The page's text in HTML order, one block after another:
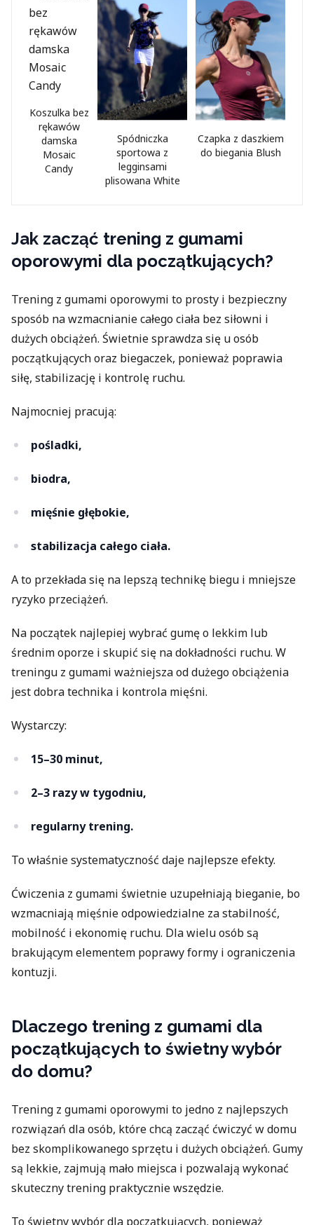
Koszulka bez
rękawów
damska
Mosaic
Candy
Spódniczka
sportowa z
legginsami
plisowana White
Czapka z daszkiem
do biegania Blush
Jak zacząć trening z gumami
oporowymi dla początkujących?
Trening z gumami oporowymi to prosty i bezpieczny
sposób na wzmacnianie całego ciała bez siłowni i
dużych obciążeń. Świetnie sprawdza się u osób
początkujących oraz biegaczek, ponieważ poprawia
siłę, stabilizację i kontrolę ruchu.
Najmocniej pracują:
pośladki,
biodra,
mięśnie głębokie,
stabilizacja całego ciała.
A to przekłada się na lepszą technikę biegu i mniejsze
ryzyko przeciążeń.
Na początek najlepiej wybrać gumę o lekkim lub
średnim oporze i skupić się na dokładności ruchu. W
treningu z gumami ważniejsza od dużego obciążenia
jest dobra technika i kontrola mięśni.
Wystarczy:
15–30 minut,
2–3 razy w tygodniu,
regularny trening.
To właśnie systematyczność daje najlepsze efekty.
Ćwiczenia z gumami świetnie uzupełniają bieganie, bo
wzmacniają mięśnie odpowiedzialne za stabilność,
mobilność i ekonomię ruchu. Dla wielu osób są
brakującym elementem poprawy formy i ograniczenia
kontuzji.
Dlaczego trening z gumami dla
początkujących to świetny wybór
do domu?
Trening z gumami oporowymi to jedno z najlepszych
rozwiązań dla osób, które chcą zacząć ćwiczyć w domu
bez skomplikowanego sprzętu i dużych obciążeń. Gumy
są lekkie, zajmują mało miejsca i pozwalają wykonać
skuteczny trening praktycznie wszędzie.
To świetny wybór dla początkujących, ponieważ